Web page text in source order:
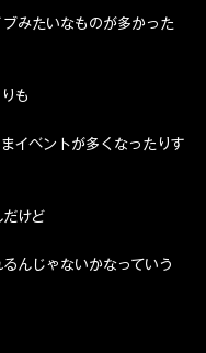
みたいなものが多かった
も
イベントが多くなったりす
けど
んじゃないかなっていう